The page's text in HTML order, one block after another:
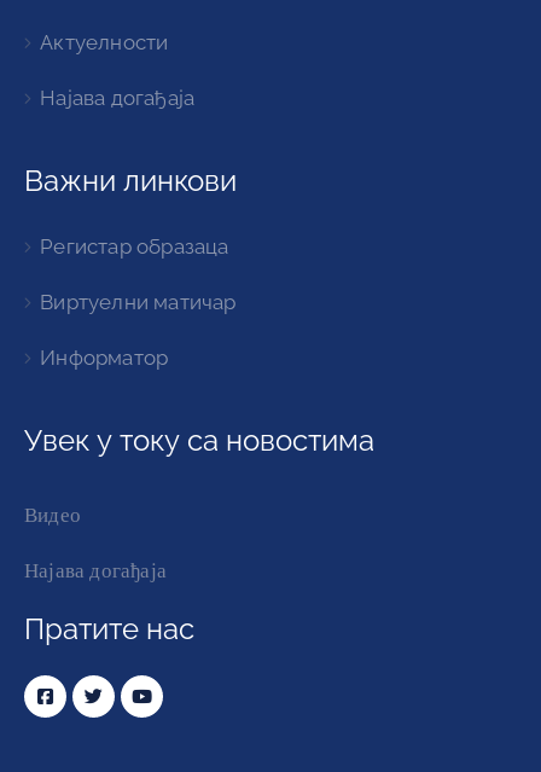
Актуелности
Најава догађаја
Важни линкови
Регистар образаца
Виртуелни матичар
Информатор
Увек у току са новостима
Видео
Најава догађаја
Пратите нас